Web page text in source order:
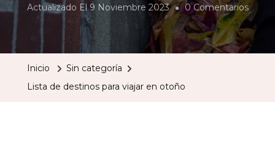
Actualizado El9 Noviembre 2023 0 ComentariosEn
Lista
De
Inicio
Sin categoría
Lista de destinos para viajar en otoño